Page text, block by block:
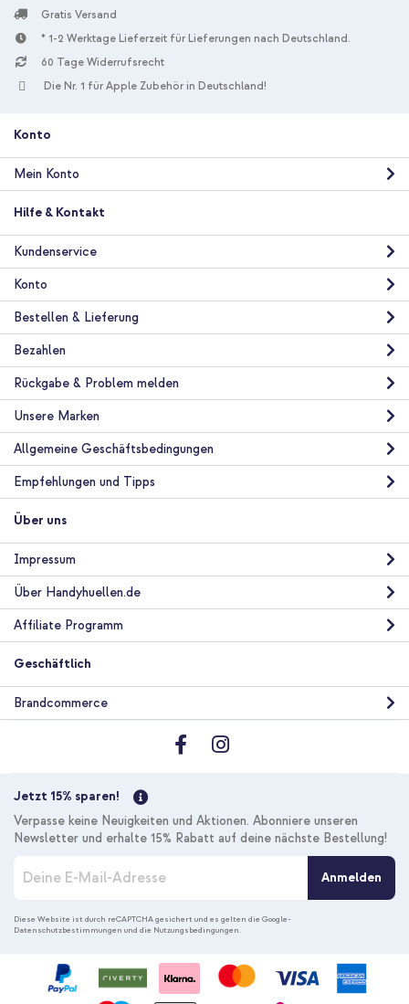
10 % Rabatt
Kostenloser Versand
Kostenloser
Apple Silikoncase Apple iPhone SE (2022 / 2020) / 8 / 7 - Baby
Pink + Full Cover Screen Protector aus gehärtetem Glas Apple
57,98 €
Kostenloser Versand 56,68 €
Inkl. MwSt.
In den Warenkorb
Kostenloser
Versand
Gratis Versand
* 1-2 Werktage Lieferzeit für Lieferungen nach Deutschland.
60 Tage Widerrufsrecht
Die Nr. 1 für Apple Zubehör in Deutschland!
Konto
Mein Konto
Hilfe & Kontakt
Kundenservice
Konto
Bestellen & Lieferung
Bezahlen
Rückgabe & Problem melden
Unsere Marken
Allgemeine Geschäftsbedingungen
Empfehlungen und Tipps
Über uns
Impressum
Über Handyhuellen.de
Affiliate Programm
Geschäftlich
Brandcommerce
Jetzt 15% sparen!
Verpasse keine Neuigkeiten und Aktionen. Abonniere unseren
Newsletter und erhalte 15% Rabatt auf deine nächste Bestellung!
d
e
Anmelden
Diese Website ist durch reCAPTCHA gesichert und es gelten dieGoogle-
Datenschutzbestimmungen und die Nutzungsbedingungen.